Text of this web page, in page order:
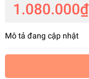
1.080.000₫
Mô tả đang cập nhật